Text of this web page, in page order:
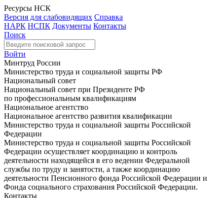
Ресурсы НСК
Версия для слабовидящих Справка
НАРК НСПК Документы Контакты
Поиск
Войти
Минтруд России
Министерство труда и социальной защиты РФ
Национальный совет
Национальный совет при Президенте РФ
по профессиональным квалификациям
Национальное агентство
Национальное агентство развития квалификации
Министерство труда и социальной защиты Российской
Федерации
Министерство труда и социальной защиты Российской
Федерации осуществляет координацию и контроль
деятельности находящейся в его ведении Федеральной
службы по труду и занятости, а также координацию
деятельности Пенсионного фонда Российской Федерации и
Фонда социального страхования Российской Федерации.
Контакты